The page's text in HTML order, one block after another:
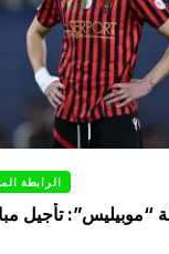
الرابطة
“موبيليس”: تأجيل